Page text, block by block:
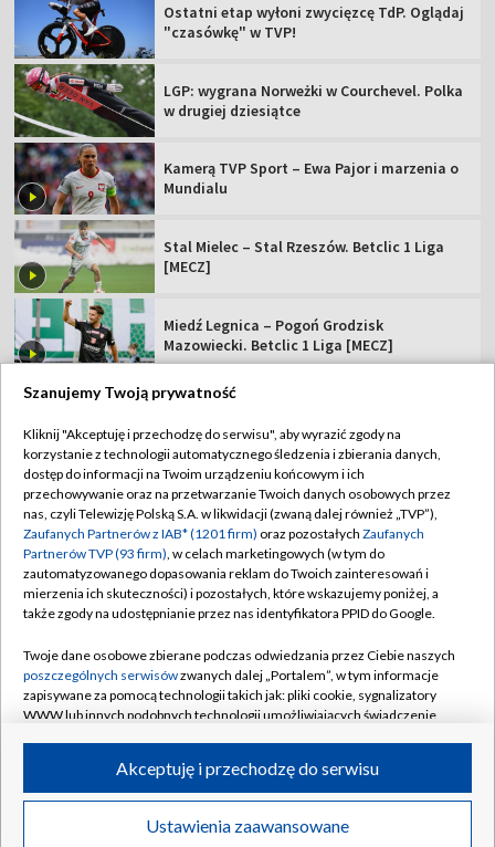
Transmisje Wideo
Ostatni etap wyłoni zwycięzcę TdP. Oglądaj
"czasówkę" w TVP!
LGP: wygrana Norweżki w Courchevel. Polka
w drugiej dziesiątce
Kamerą TVP Sport – Ewa Pajor i marzenia o
Mundialu
Stal Mielec – Stal Rzeszów. Betclic 1 Liga
[MECZ]
Miedź Legnica – Pogoń Grodzisk
Mazowiecki. Betclic 1 Liga [MECZ]
TVP
Abonament TVP
Sklep TVP
Biuro Reklamy
Oferta Handlowa
Emisja w TVP
Rada Programowa
Ogłoszenia przetargowe
Akademia Telewizyjna
Informacje o nadawcy
Regulamin TVP
Polityka prywatności
Moje zgody
Biuro reklamy
Kanały
©2026 Telewizja Polska Spółka Akcyjna w likwidacji
Szanujemy Twoją prywatność
Kliknij "Akceptuję i przechodzę do serwisu", aby wyrazić zgody na
korzystanie z technologii automatycznego śledzenia i zbierania danych,
dostęp do informacji na Twoim urządzeniu końcowym i ich
przechowywanie oraz na przetwarzanie Twoich danych osobowych przez
nas, czyli Telewizję Polską S.A. w likwidacji (zwaną dalej również „TVP”),
Zaufanych Partnerów z IAB* (1201 firm) oraz pozostałych Zaufanych
Partnerów TVP (93 firm), w celach marketingowych (w tym do
zautomatyzowanego dopasowania reklam do Twoich zainteresowań i
mierzenia ich skuteczności) i pozostałych, które wskazujemy poniżej, a
także zgody na udostępnianie przez nas identyfikatora PPID do Google.
Twoje dane osobowe zbierane podczas odwiedzania przez Ciebie naszych
poszczególnych serwisówzwanych dalej „Portalem”, w tym informacje
zapisywane za pomocą technologii takich jak: pliki cookie, sygnalizatory
WWW lub innych podobnych technologii umożliwiających świadczenie
ruchu w Internecie.
Twoje dane osobowe zbierane podczas odwiedzania przez Ciebie
poszczególnych serwisówna Portalu, takie jak adresy IP, identyfikatory
Ustawienia zaawansowane
Akceptuję i przechodzę do serwisu